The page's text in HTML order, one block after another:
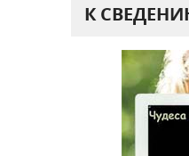
К